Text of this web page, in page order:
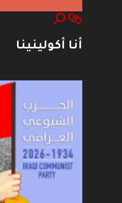
أنا أكولينينا